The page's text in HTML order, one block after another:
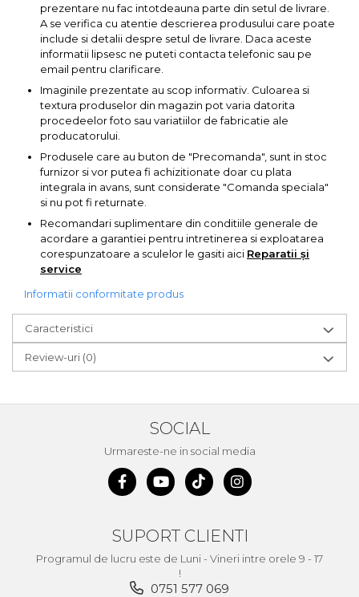
prezentare nu fac intotdeauna parte din setul de livrare.
A se verifica cu atentie descrierea produsului care poate
include si detalii despre setul de livrare. Daca aceste
informatii lipsesc ne puteti contacta telefonic sau pe
email pentru clarificare.
Imaginile prezentate au scop informativ. Culoarea si
textura produselor din magazin pot varia datorita
procedeelor foto sau variatiilor de fabricatie ale
producatorului.
Produsele care au buton de "Precomanda", sunt in stoc
furnizor si vor putea fi achizitionate doar cu plata
integrala in avans, sunt considerate "Comanda speciala"
si nu pot fi returnate.
Recomandari suplimentare din conditiile generale de
acordare a garantiei pentru intretinerea si exploatarea
corespunzatoare a sculelor le gasiti aici Reparatii și
service
Informatii conformitate produs
Caracteristici
Review-uri (0)
SOCIAL
Urmareste-ne in social media
SUPORT CLIENTI
Programul de lucru este de Luni - Vineri intre orele 9 - 17
!
0751 577 069